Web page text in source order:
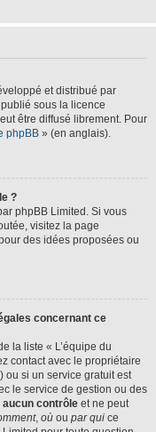
et distribué par
publié sous la licence
être diffusé librement. Pour
phpBB » (en anglais).
?
phpBB Limited. Si vous
visitez la page
des idées proposées ou
concernant ce
la liste « L’équipe du
contact avec le propriétaire
) ou si un service gratuit est
le service de gestion ou des
aucun contrôle et ne peut
, où ou par qui ce